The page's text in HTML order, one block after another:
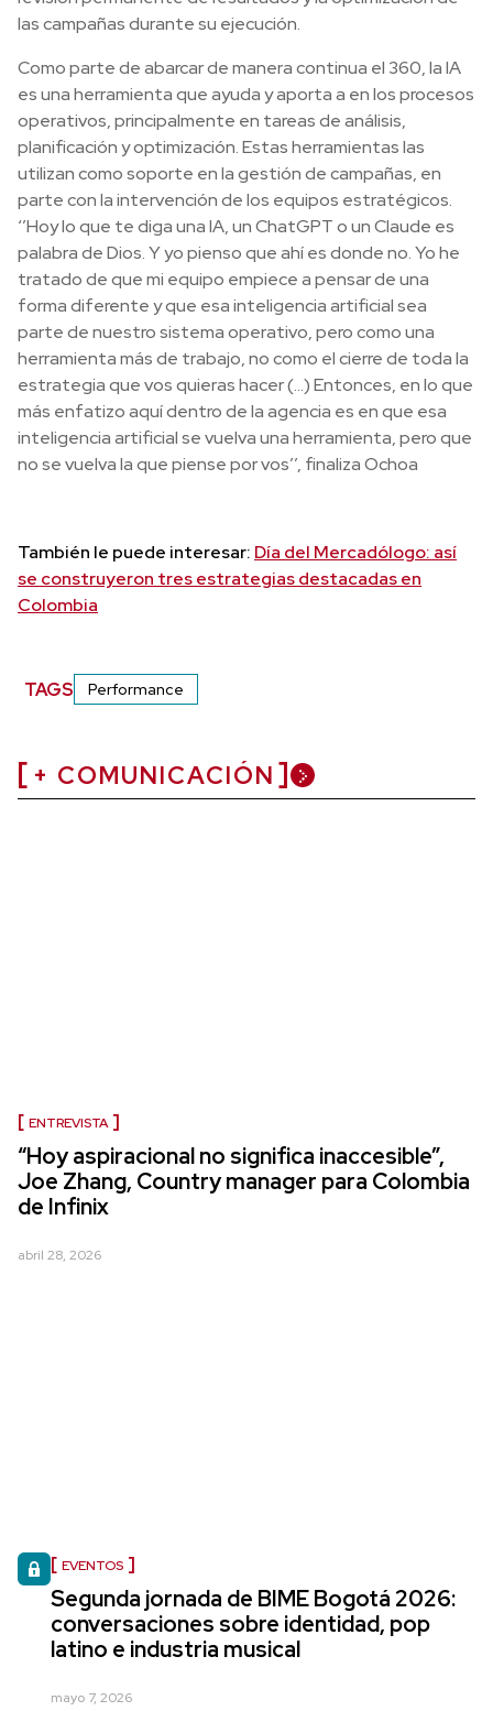
las campañas durante su ejecución.
Como parte de abarcar de manera continua el 360, la IA
es una herramienta que ayuda y aporta a en los procesos
operativos, principalmente en tareas de análisis,
planificación y optimización. Estas herramientas las
utilizan como soporte en la gestión de campañas, en
parte con la intervención de los equipos estratégicos.
‘’Hoy lo que te diga una IA, un ChatGPT o un Claude es
palabra de Dios. Y yo pienso que ahí es donde no. Yo he
tratado de que mi equipo empiece a pensar de una
forma diferente y que esa inteligencia artificial sea
parte de nuestro sistema operativo, pero como una
herramienta más de trabajo, no como el cierre de toda la
estrategia que vos quieras hacer (...) Entonces, en lo que
más enfatizo aquí dentro de la agencia es en que esa
inteligencia artificial se vuelva una herramienta, pero que
no se vuelva la que piense por vos’’, finaliza Ochoa
También le puede interesar: Día del Mercadólogo: así
se construyeron tres estrategias destacadas en
Colombia
TAGS Performance
+ COMUNICACIÓN
ENTREVISTA
“Hoy aspiracional no significa inaccesible”,
Joe Zhang, Country manager para Colombia
de Infinix
abril 28, 2026
EVENTOS
Segunda jornada de BIME Bogotá 2026:
conversaciones sobre identidad, pop
latino e industria musical
mayo 7, 2026